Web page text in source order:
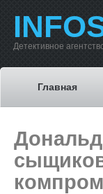
Детективное
Главная